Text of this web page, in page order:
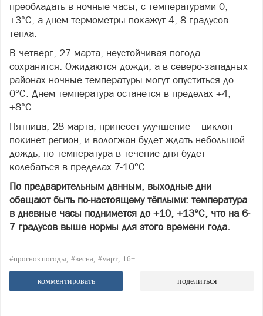
преобладать в ночные часы, с температурами 0,
+3°C, а днем термометры покажут 4, 8 градусов
тепла.
В четверг, 27 марта, неустойчивая погода
сохранится. Ожидаются дожди, а в северо-западных
районах ночные температуры могут опуститься до
0°C. Днем температура останется в пределах +4,
+8°C.
Пятница, 28 марта, принесет улучшение – циклон
покинет регион, и вологжан будет ждать небольшой
дождь, но температура в течение дня будет
колебаться в пределах 7-10°C.
По предварительным данным, выходные дни
обещают быть по-настоящему тёплыми: температура
в дневные часы поднимется до +10, +13°C, что на 6-
7 градусов выше нормы для этого времени года.
#прогноз погоды #весна #март 16+
комментировать поделиться